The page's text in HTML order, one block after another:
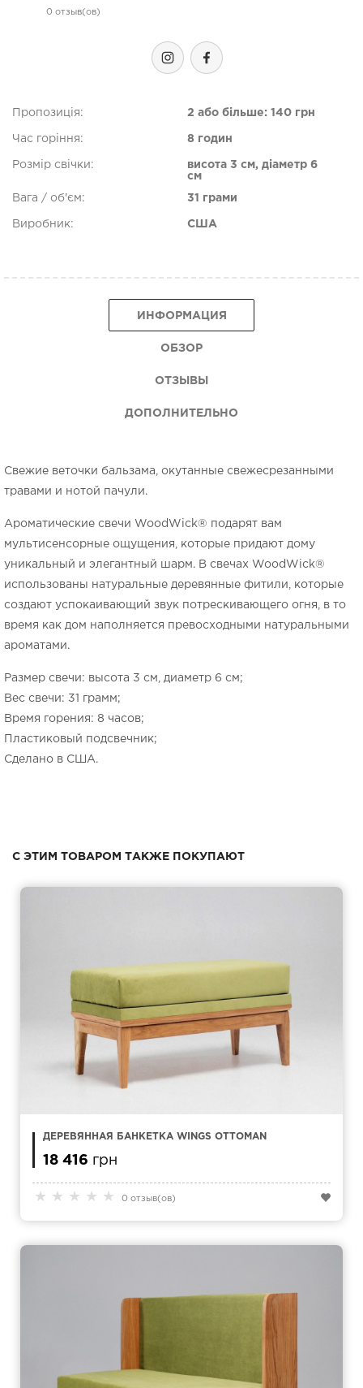
0 отзыв(ов)
Пропозиція: 2 або більше: 140 грн
Час горіння: 8 годин
Розмір свічки:
висота 3 см, діаметр 6
см
Вага / об'єм: 31 грами
Виробник: США
ИНФОРМАЦИЯ
ОБЗОР
ОТЗЫВЫ
ДОПОЛНИТЕЛЬНО
Свежие веточки бальзама, окутанные свежесрезанными
травами и нотой пачули.
Ароматические свечи WoodWick® подарят вам
мультисенсорные ощущения, которые придают дому
уникальный и элегантный шарм. В свечах WoodWick®
использованы натуральные деревянные фитили, которые
создают успокаивающий звук потрескивающего огня, в то
время как дом наполняется превосходными натуральными
ароматами.
Размер свечи: высота 3 см, диаметр 6 см;
Вес свечи: 31 грамм;
Время горения: 8 часов;
Пластиковый подсвечник;
Сделано в США.
С ЭТИМ ТОВАРОМ ТАКЖЕ ПОКУПАЮТ
★ ★ ★ ★ ★ 0 отзыв(ов)
ДЕРЕВЯННАЯ БАНКЕТКА WINGS OTTOMAN
18 416 грн